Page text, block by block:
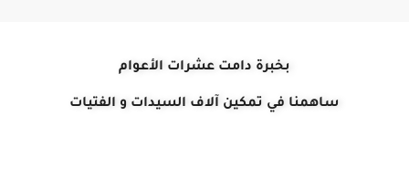
بخبرة دامت عشرات الأعوام
ساهمنا في تمكين آلاف السيدات و الفتيات